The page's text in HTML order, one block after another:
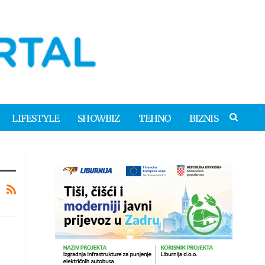
LIFESTYLE SHOWBIZ TEHNO BIZNIS